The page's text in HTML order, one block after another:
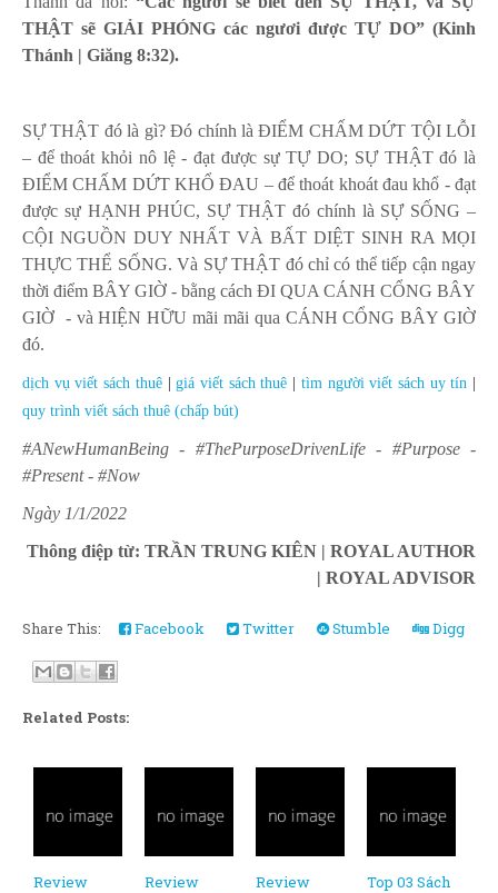
THẬT sẽ GIẢI PHÓNG các ngươi được TỰ DO” (Kinh
Thánh | Giăng 8:32).
SỰ THẬT đó là gì? Đó chính là ĐIỂM CHẤM DỨT TỘI LỖI
– để thoát khỏi nô lệ - đạt được sự TỰ DO; SỰ THẬT đó là
ĐIỂM CHẤM DỨT KHỔ ĐAU – để thoát khoát đau khổ - đạt
được sự HẠNH PHÚC, SỰ THẬT đó chính là SỰ SỐNG –
CỘI NGUỒN DUY NHẤT VÀ BẤT DIỆT SINH RA MỌI
THỰC THỂ SỐNG. Và SỰ THẬT đó chỉ có thể tiếp cận ngay
thời điểm BÂY GIỜ - bằng cách ĐI QUA CÁNH CỔNG BÂY
GIỜ - và HIỆN HỮU mãi mãi qua CÁNH CỔNG BÂY GIỜ
đó.
dịch vụ viết sách thuê|giá viết sách thuê tìm người viết sách uy tín
quy trình viết sách thuê (chấp bút)
#ANewHumanBeing - #ThePurposeDrivenLife - #Purpose -
#Present - #Now
Ngày 1/1/2022
Thông điệp từ: TRẦN TRUNG KIÊN | ROYAL AUTHOR
| ROYAL ADVISOR
Share This: Facebook Twitter Stumble Digg
Related Posts:
Review
Review
Review
Top 03 Sách